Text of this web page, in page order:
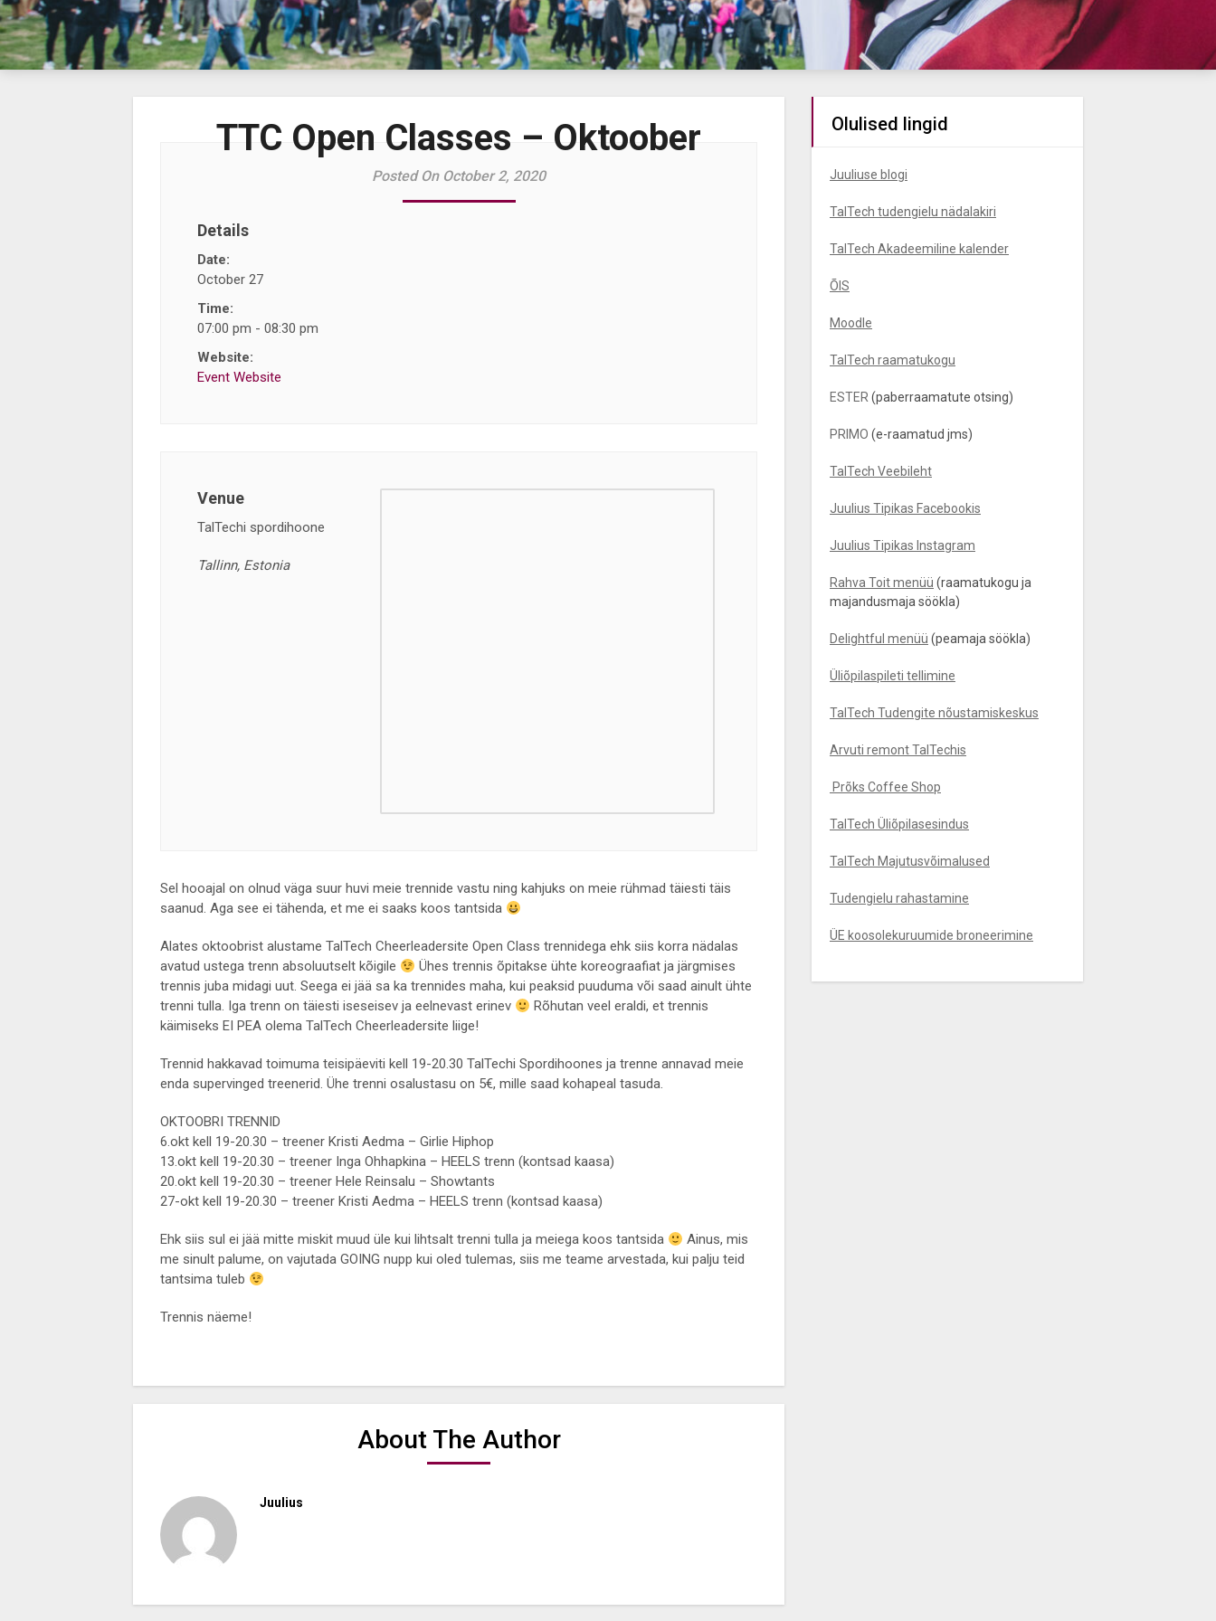
TTC Open Classes – Oktoober
Posted On October 2, 2020
Details
Date:
October 27
Time:
07:00 pm - 08:30 pm
Website:
Event Website
Venue
TalTechi spordihoone
Tallinn, Estonia
Sel hooajal on olnud väga suur huvi meie trennide vastu ning kahjuks on meie rühmad täiesti täis
saanud. Aga see ei tähenda, et me ei saaks koos tantsida
Alates oktoobrist alustame TalTech Cheerleadersite Open Class trennidega ehk siis korra nädalas
avatud ustega trenn absoluutselt kõigile
Ühes trennis õpitakse ühte koreograafiat ja järgmises
trennis juba midagi uut. Seega ei jää sa ka trennides maha, kui peaksid puuduma või saad ainult ühte
trenni tulla. Iga trenn on täiesti iseseisev ja eelnevast erinev
Rõhutan veel eraldi, et trennis
käimiseks EI PEA olema TalTech Cheerleadersite liige!
Trennid hakkavad toimuma teisipäeviti kell 19-20.30 TalTechi Spordihoones ja trenne annavad meie
enda supervinged treenerid. Ühe trenni osalustasu on 5€, mille saad kohapeal tasuda.
OKTOOBRI TRENNID
6.okt kell 19-20.30 – treener Kristi Aedma – Girlie Hiphop
13.okt kell 19-20.30 – treener Inga Ohhapkina – HEELS trenn (kontsad kaasa)
20.okt kell 19-20.30 – treener Hele Reinsalu – Showtants
27-okt kell 19-20.30 – treener Kristi Aedma – HEELS trenn (kontsad kaasa)
Ehk siis sul ei jää mitte miskit muud üle kui lihtsalt trenni tulla ja meiega koos tantsida
Ainus, mis
me sinult palume, on vajutada GOING nupp kui oled tulemas, siis me teame arvestada, kui palju teid
tantsima tuleb
Trennis näeme!
About The Author
Juulius
Olulised lingid
Juuliuse blogi
TalTech tudengielu nädalakiri
TalTech Akadeemiline kalender
ÕIS
Moodle
TalTech raamatukogu
ESTER (paberraamatute otsing)
PRIMO (e-raamatud jms)
TalTech Veebileht
Juulius Tipikas Facebookis
Juulius Tipikas Instagram
Rahva Toit menüü (raamatukogu ja
majandusmaja söökla)
Delightful menüü (peamaja söökla)
Üliõpilaspileti tellimine
TalTech Tudengite nõustamiskeskus
Arvuti remont TalTechis
Prõks Coffee Shop
TalTech Üliõpilasesindus
TalTech Majutusvõimalused
Tudengielu rahastamine
ÜE koosolekuruumide broneerimine